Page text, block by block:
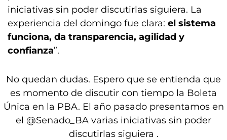
iniciativas sin poder discutirlas siguiera. La
experiencia del domingo fue clara: el sistema
funciona, da transparencia, agilidad y
confianza”.
No quedan dudas. Espero que se entienda que
es momento de discutir con tiempo la Boleta
Única en la PBA. El año pasado presentamos en
el @Senado_BA varias iniciativas sin poder
discutirlas siguiera .